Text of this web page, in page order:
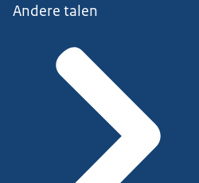
Andere talen